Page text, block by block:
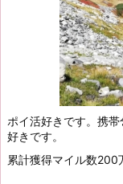
ポイ活好きです。携
好きです。
累計獲得マイル数200